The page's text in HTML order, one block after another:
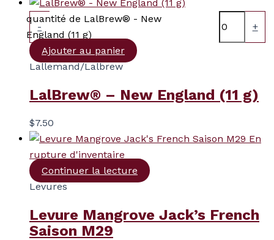
-
quantité de LalBrew® - New
England (11 g)
+
Ajouter au panier
Lallemand/Lalbrew
LalBrew® – New England (11 g)
$7.50
En
rupture d'inventaire
Continuer la lecture
Levures
Levure Mangrove Jack’s French
Saison M29